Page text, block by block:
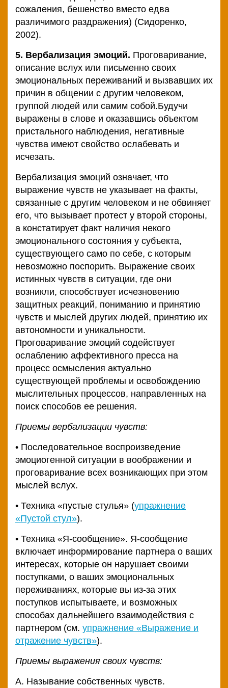
сожаления, бешенство вместо едва
различимого раздражения) (Сидоренко,
2002).
5. Вербализация эмоций. Проговаривание,
описание вслух или письменно своих
эмоциональных переживаний и вызвавших их
причин в общении с другим человеком,
группой людей или самим собой.Будучи
выражены в слове и оказавшись объектом
пристального наблюдения, негативные
чувства имеют свойство ослабевать и
исчезать.
Вербализация эмоций означает, что
выражение чувств не указывает на факты,
связанные с другим человеком и не обвиняет
его, что вызывает протест у второй стороны,
а констатирует факт наличия некого
эмоционального состояния у субъекта,
существующего само по себе, с которым
невозможно поспорить. Выражение своих
истинных чувств в ситуации, где они
возникли, способствует исчезновению
защитных реакций, пониманию и принятию
чувств и мыслей других людей, принятию их
автономности и уникальности.
Проговаривание эмоций содействует
ослаблению аффективного пресса на
процесс осмысления актуально
существующей проблемы и освобождению
мыслительных процессов, направленных на
поиск способов ее решения.
Приемы вербализации чувств:
• Последовательное воспроизведение
эмоциогенной ситуации в воображении и
проговаривание всех возникающих при этом
мыслей вслух.
• Техника «пустые стулья» (упражнение
«Пустой стул»).
• Техника «Я-сообщение». Я-сообщение
включает информирование партнера о ваших
интересах, которые он нарушает своими
поступками, о ваших эмоциональных
переживаниях, которые вы из-за этих
поступков испытываете, и возможных
способах дальнейшего взаимодействия с
партнером (см. упражнение «Выражение и
отражение чувств»).
Приемы выражения своих чувств:
А. Называние собственных чувств.